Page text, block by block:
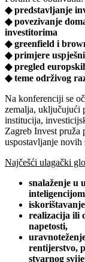
◆ predstavljanje
◆ povezivanje
investitorima
◆ greenfield i
◆ primjere
◆ pregled
◆ teme održivog
Na konferenciji se
zemalja, uključujući
institucija,
Zagreb Invest pruža
uspostavljanje novih
Najčešći ulagački
snalaženje u
realizacija ili
napetosti,
rentijerstvo,
stvarnog